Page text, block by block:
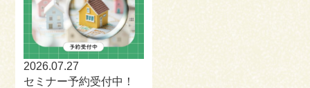
2026.07.27
セミナー予約受付中！